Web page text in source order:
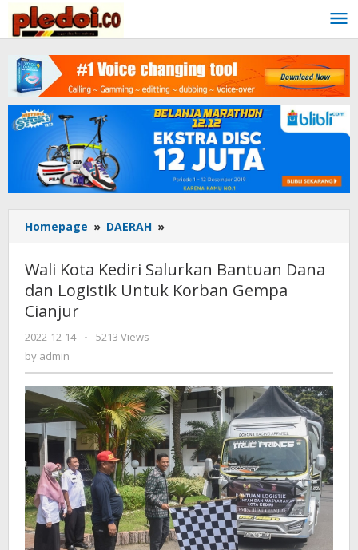
content
Homepage » DAERAH »
Kota
Kediri
Salurkan
Bantuan
Korban
Gempa
Cianjur
Wali Kota Kediri Salurkan Bantuan Dana
dan Logistik Untuk Korban Gempa
Cianjur
2022-12-14
by
-
5213 Views
by admin